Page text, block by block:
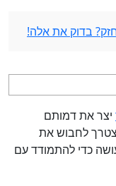
בדוק את אלה!
יצר את דמותם
לחבוש את
כדי להתמודד עם